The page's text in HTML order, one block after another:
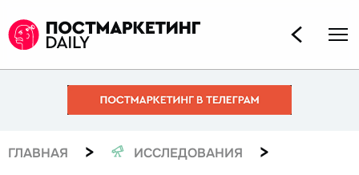
ГЛАВНАЯ > ИССЛЕДОВАНИЯ >